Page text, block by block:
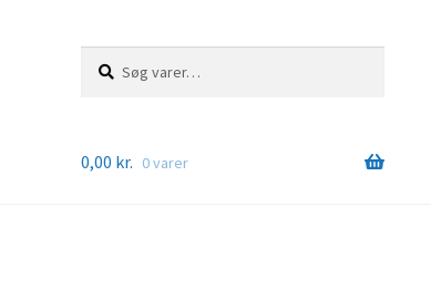
efter:
0,00 kr. 0 varer